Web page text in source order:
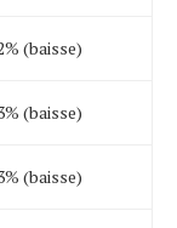
(baisse)
(baisse)
(baisse)